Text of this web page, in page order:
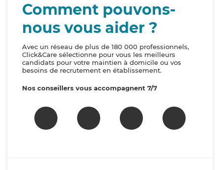
Comment pouvons-
nous vous aider ?
Avec un réseau de plus de 180 000 professionnels,
Click&Care sélectionne pour vous les meilleurs
candidats pour votre maintien à domicile ou vos
besoins de recrutement en établissement.
Nos conseillers vous accompagnent 7/7